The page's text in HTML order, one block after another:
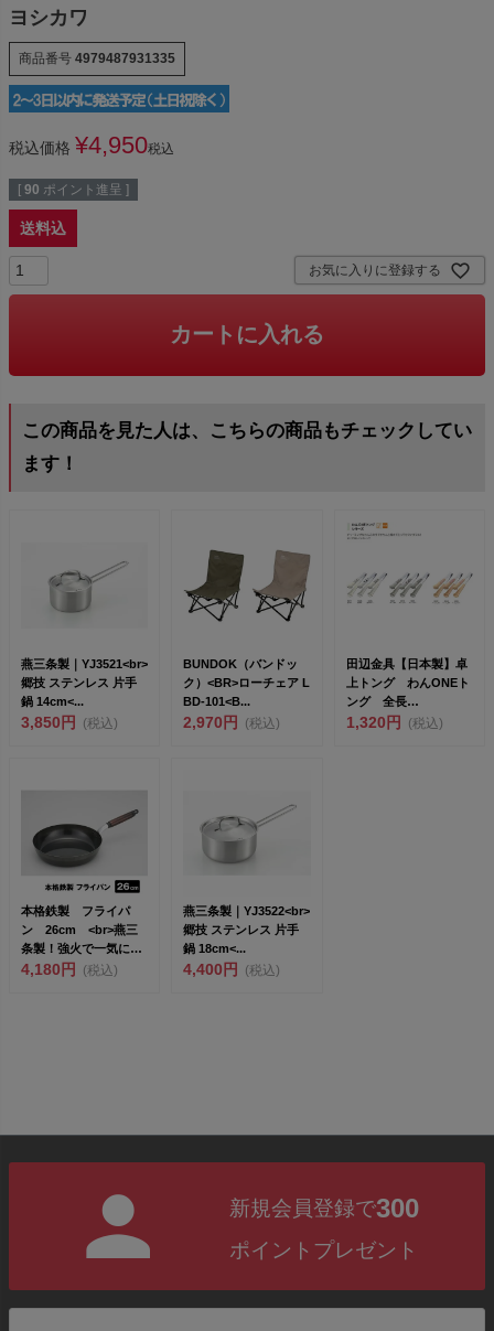
ヨシカワ
商品番号 4979487931335
税込価格 ¥4,950税込
[ 90 ポイント進呈 ]
送料込
お気に入りに登録する
カートに入れる
この商品を見た人は、こちらの商品もチェックしてい
ます！
燕三条製｜YJ3521<br>
郷技 ステンレス 片手
鍋 14cm<...
3,850円 (税込)
BUNDOK（バンドッ
ク）<BR>ローチェア L
BD-101<B...
2,970円 (税込)
田辺金具【日本製】卓
上トング わんONEト
ング 全長
18cm（692549）<...
1,320円 (税込)
本格鉄製 フライパ
ン 26cm <br>燕三
条製！強火で一気に調
理 美味...
4,180円 (税込)
燕三条製｜YJ3522<br>
郷技 ステンレス 片手
鍋 18cm<...
4,400円 (税込)
新規会員登録で300
ポイントプレゼント